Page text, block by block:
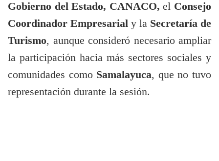
Gobierno del Estado, CANACO, el Consejo
Coordinador Empresarial y la Secretaría de
Turismo, aunque consideró necesario ampliar
la participación hacia más sectores sociales y
comunidades como Samalayuca, que no tuvo
representación durante la sesión.